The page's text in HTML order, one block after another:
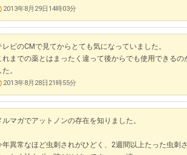
2013年8月29日14時03分
レビのCMで見てからとても気になっていました。
れまでの薬とはまったく違って後からでも使用できる
た。
2013年8月28日21時55分
ルマガでアットノンの存在を知りました。
年異常なほど虫刺されがひどく、2週間以上たった虫刺